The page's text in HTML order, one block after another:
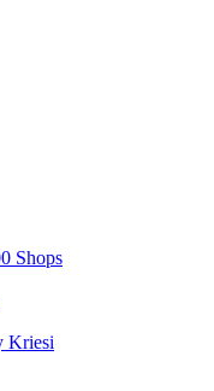
Shops
Kriesi